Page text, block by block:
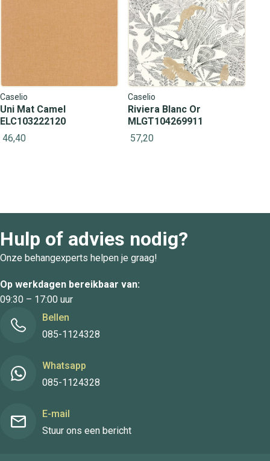
Caselio
Uni Mat Camel
ELC103222120
46,40
Caselio
Riviera Blanc Or
MLGT104269911
57,20
Hulp of advies nodig?
Onze behangexperts helpen je graag!
Op werkdagen bereikbaar van:
09:30 – 17:00 uur
Bellen
085-1124328
Whatsapp
085-1124328
E-mail
Stuur ons een bericht